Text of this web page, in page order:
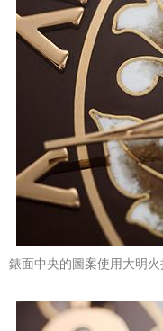
錶面中央的圖案使用大明